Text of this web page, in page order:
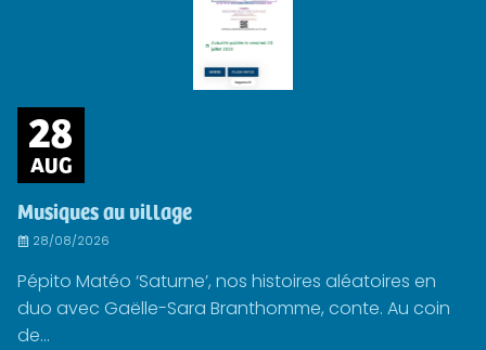
28
AUG
Musiques au village
28/08/2026
Pépito Matéo ‘Saturne’, nos histoires aléatoires en
duo avec Gaëlle-Sara Branthomme, conte. Au coin
de...